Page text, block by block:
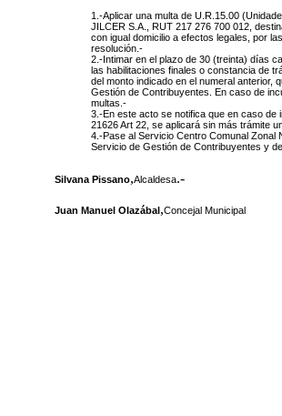
1.-Aplicar una multa de U.R.15.00
JILCER S.A., RUT 217 276 700 012,
con igual domicilio a efectos legales, por
resolución.-
2.-Intimar en el plazo de 30 (treinta) días
las habilitaciones finales o constancia de
del monto indicado en el numeral anterior,
Gestión de Contribuyentes. En caso de
multas.-
3.-En este acto se notifica que en caso de
21626 Art 22, se aplicará sin más trámite
4.-Pase al Servicio Centro Comunal Zonal
Servicio de Gestión de Contribuyentes y
Silvana Pissano,Alcaldesa.-
Juan Manuel Olazábal,Concejal Municipal